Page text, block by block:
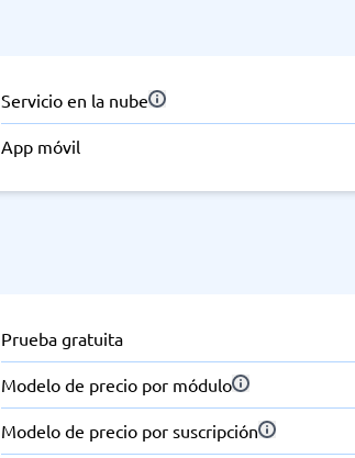
Servicio en la nube
App móvil
Prueba gratuita
Modelo de precio por módulo
Modelo de precio por suscripción